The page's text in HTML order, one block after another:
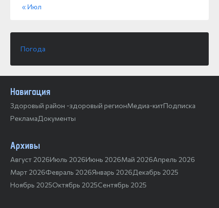
« Июл
Погода
Навигация
Здоровый район -здоровый регионМедиа-китПодписка
РекламаДокументы
Архивы
Август 2026Июль 2026Июнь 2026Май 2026Апрель 2026
Март 2026Февраль 2026Январь 2026Декабрь 2025
Ноябрь 2025Октябрь 2025Сентябрь 2025